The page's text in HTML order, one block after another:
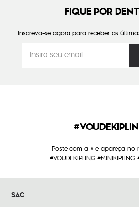
FIQUE POR
Inscreva-se agora para receber as
Poste com a # e apareça no
#VOUDEKIPLING #MINIKIPLING
SAC